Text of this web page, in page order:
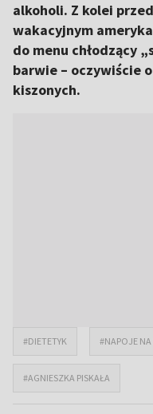
alkoholi. Z kolei
wakacyjnym
do menu chłodzący
barwie – oczywiście
kiszonych.
#DIETETYK #NAPOJE NA
#AGNIESZKA PISKAŁA